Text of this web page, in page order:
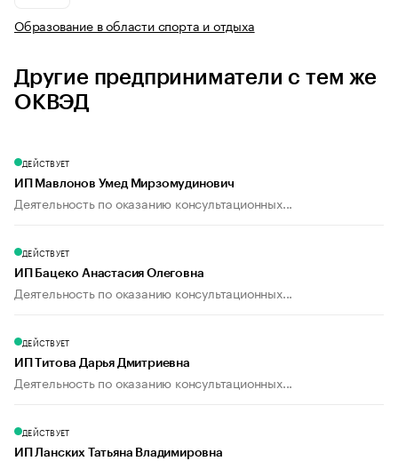
Образование в области спорта и отдыха
Другие предприниматели с тем же
ОКВЭД
ДЕЙСТВУЕТ
ИП Мавлонов Умед Мирзомудинович
Деятельность по оказанию консультационных...
ДЕЙСТВУЕТ
ИП Бацеко Анастасия Олеговна
Деятельность по оказанию консультационных...
ДЕЙСТВУЕТ
ИП Титова Дарья Дмитриевна
Деятельность по оказанию консультационных...
ДЕЙСТВУЕТ
ИП Ланских Татьяна Владимировна